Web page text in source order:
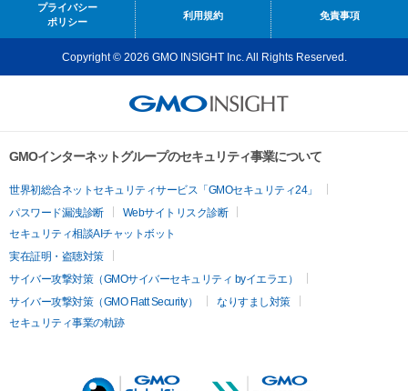
プライバシー
ポリシー
利用規約 免責事項
Copyright © 2026 GMO INSIGHT Inc. All Rights Reserved.
GMOインターネットグループのセキュリティ事業について
世界初総合ネットセキュリティサービス「GMOセキュリティ24」
パスワード漏洩診断
Webサイトリスク診断
セキュリティ相談AIチャットボット
実在証明・盗聴対策
サイバー攻撃対策（GMOサイバーセキュリティ byイエラエ）
サイバー攻撃対策（GMO Flatt Security）
なりすまし対策
セキュリティ事業の軌跡